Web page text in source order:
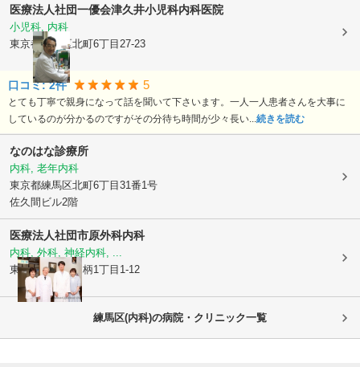
医療法人社団一優会津久井小児科内科医院
小児科, 内科
東京都練馬区北町6丁目27-23
口コミ:2件 5
とても丁寧で親身になって話を聞いて下さいます。一人一人患者さんを大事に
しているのが分かるのですがその分待ち時間が少々長い... 続きを読む
なのはな診療所
内科, 老年内科
東京都練馬区北町6丁目31番1号
佐久間ビル2階
医療法人社団市原外科内科
内科, 外科, 神経内科, ...
東京都練馬区田柄1丁目1-12
練馬区(内科)の病院・クリニック一覧